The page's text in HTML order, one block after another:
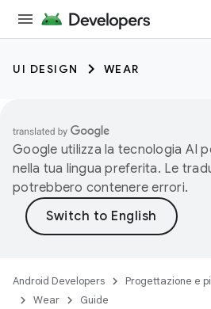
UI DESIGN WEAR
Google utilizza la tecnologia AI
nella tua lingua preferita. Le
potrebbero contenere errori.
Android Developers Progettazione e
Wear
Guide